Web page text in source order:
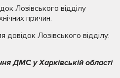
Лозівського відділу
причин.
Лозівського відділу:
ДМС у Харківській області